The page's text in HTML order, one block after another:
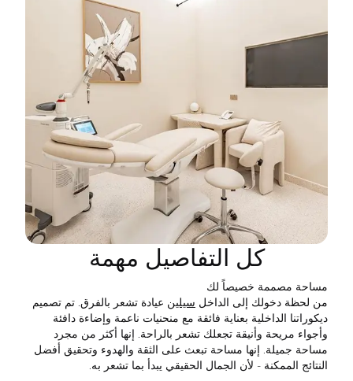
كل التفاصيل مهمة
مساحة مصممة خصيصاً لك
من لحظة دخولك إلى الداخل سيلين عيادة تشعر بالفرق. تم تصميم
ديكوراتنا الداخلية بعناية فائقة مع منحنيات ناعمة وإضاءة دافئة
وأجواء مريحة وأنيقة تجعلك تشعر بالراحة. إنها أكثر من مجرد
مساحة جميلة. إنها مساحة تبعث على الثقة والهدوء وتحقيق أفضل
النتائج الممكنة - لأن الجمال الحقيقي يبدأ بما تشعر به.